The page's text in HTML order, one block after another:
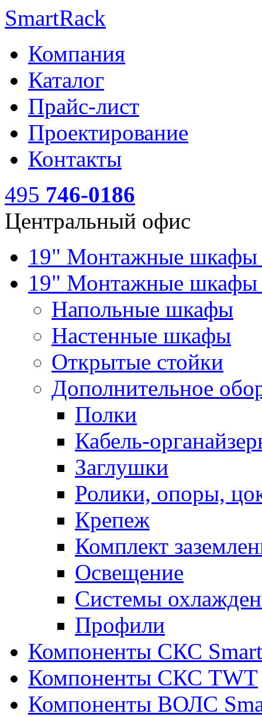
SmartRack
Компания
Каталог
Прайс-лист
Проектирование
Контакты
495 746-0186
Центральный офис
19" Монтажные
19" Монтажные шкафы
Напольные шкафы
Настенные шкафы
Открытые стойки
Дополнительное
Полки
Кабель-
Заглушки
Ролики, опоры,
Крепеж
Комплект
Освещение
Системы
Профили
Компоненты СКС
Компоненты СКС TWT
Компоненты ВОЛС